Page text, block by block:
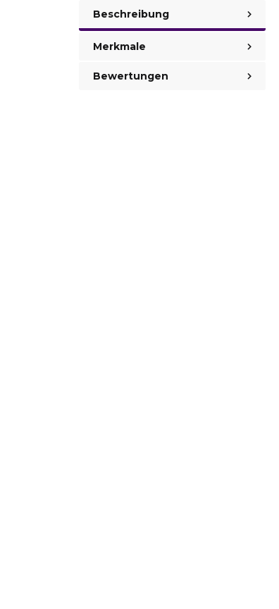
Beschreibung
Merkmale
Bewertungen